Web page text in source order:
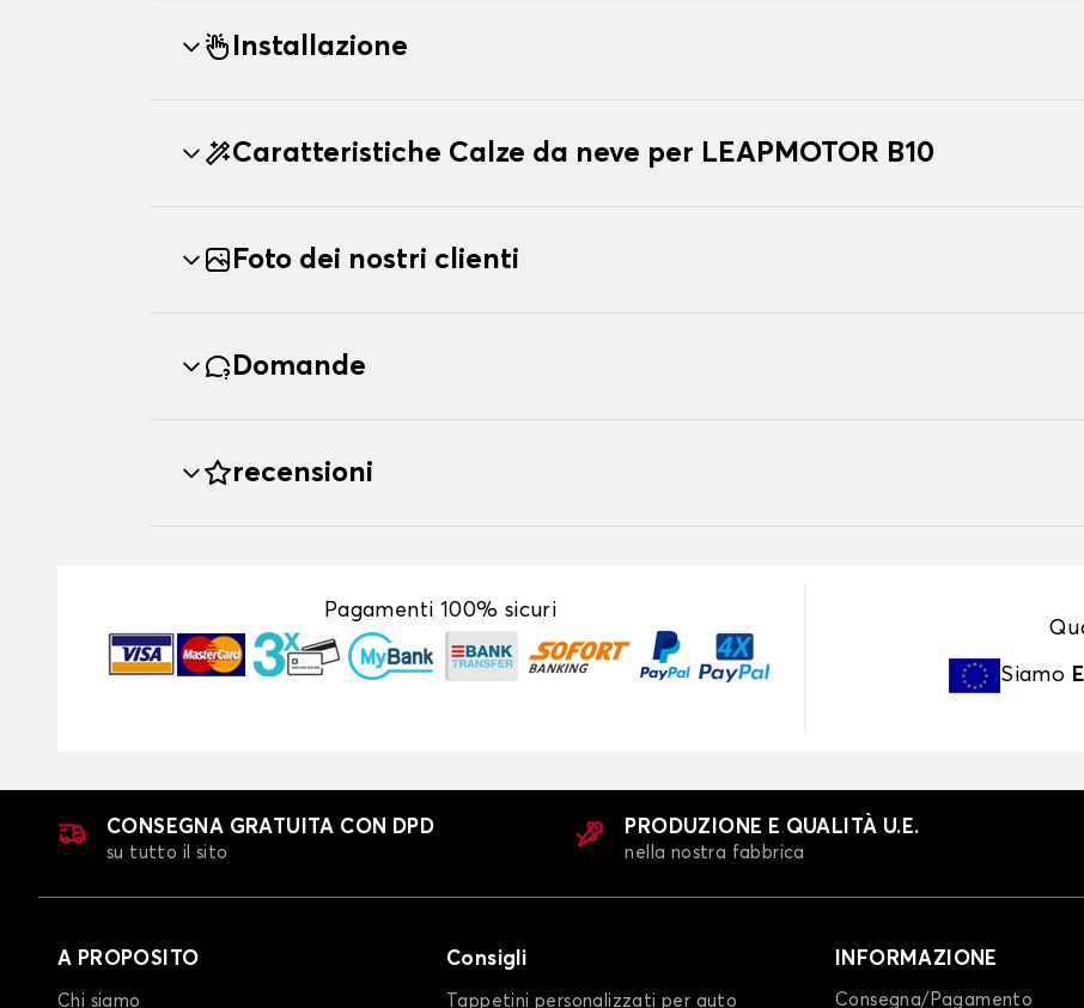
Installazione
Caratteristiche Calze da neve per LEAPMOTOR B10
Foto dei nostri clienti
Domande
recensioni
Pagamenti 100% sicuri
Siamo
CONSEGNA GRATUITA CON DPD
su tutto il sito
PRODUZIONE E QUALITÀ U.E.
nella nostra fabbrica
A PROPOSITO
Chi siamo
Consigli
Tappetini personalizzati per auto
INFORMAZIONE
Consegna/Pagamento